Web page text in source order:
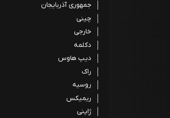
جمهوری آذربایجان
چینی
خارجی
دکلمه
دیپ هاوس
راک
روسیه
ریمیکس
ژاپنی